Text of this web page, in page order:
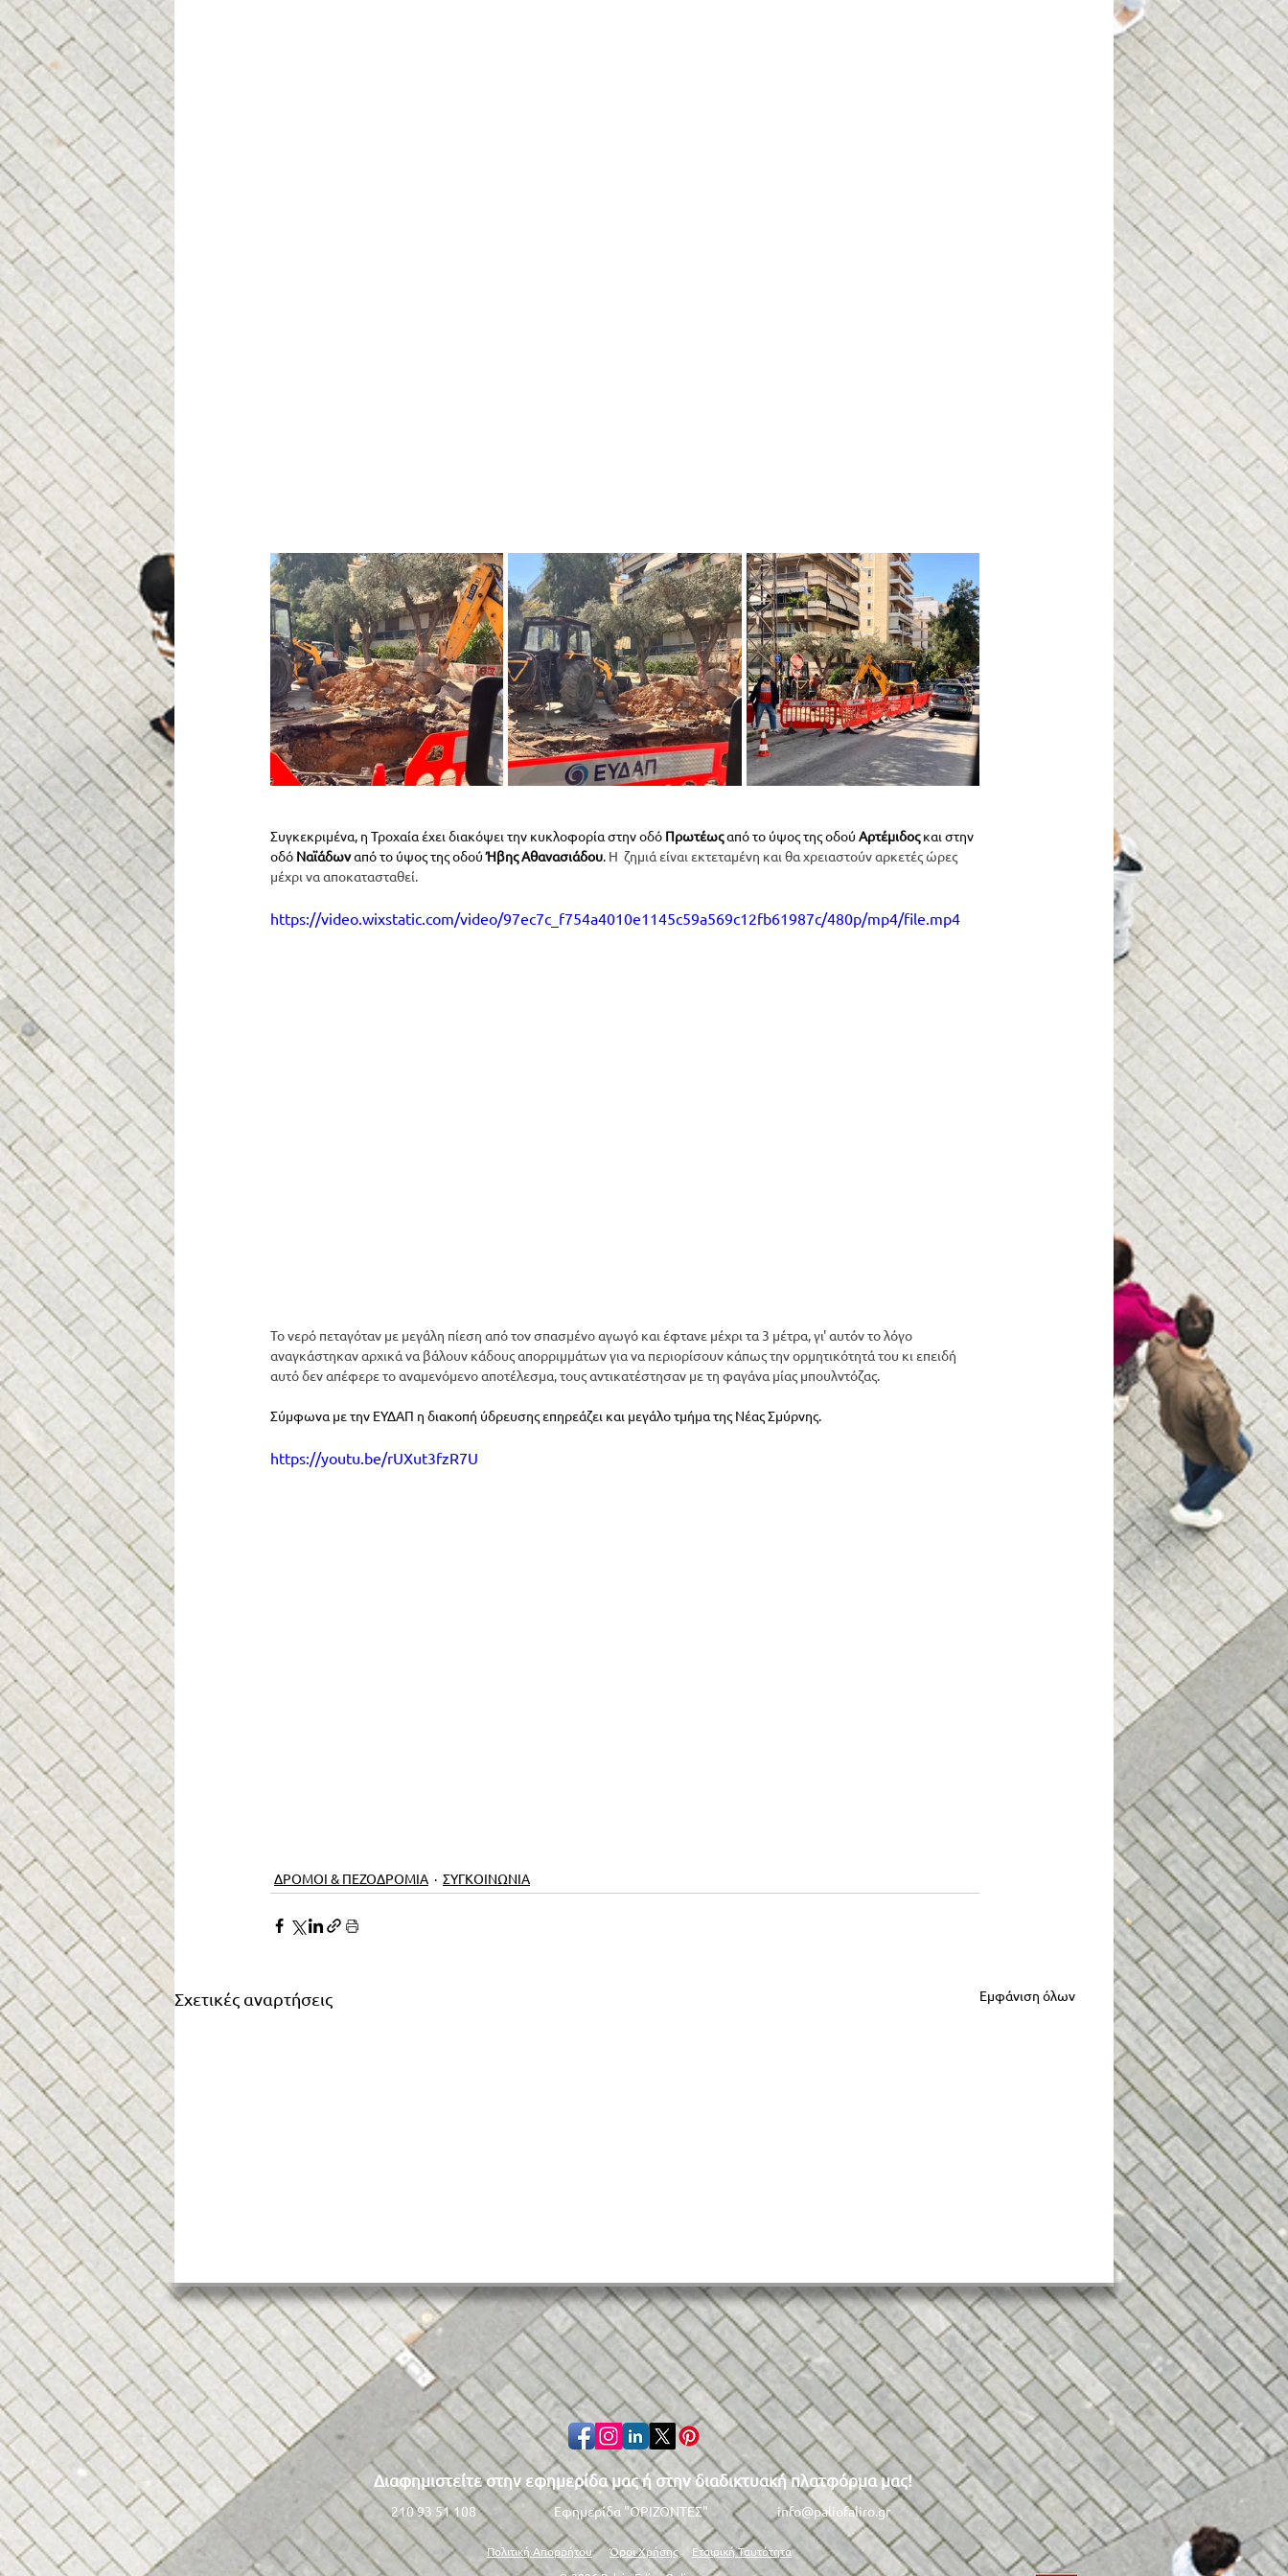
Συγκεκριμένα, η Τροχαία έχει διακόψει την κυκλοφορία στην οδό Πρωτέως από το ύψος της οδού Αρτέμιδος και στην
οδό Ναϊάδων από το ύψος της οδού Ήβης Αθανασιάδου. Η  ζημιά είναι εκτεταμένη και θα χρειαστούν αρκετές ώρες
μέχρι να αποκατασταθεί.
https://video.wixstatic.com/video/97ec7c_f754a4010e1145c59a569c12fb61987c/480p/mp4/file.mp4
Το νερό πεταγόταν με μεγάλη πίεση από τον σπασμένο αγωγό και έφτανε μέχρι τα 3 μέτρα, γι' αυτόν το λόγο
αναγκάστηκαν αρχικά να βάλουν κάδους απορριμμάτων για να περιορίσουν κάπως την ορμητικότητά του κι επειδή
αυτό δεν απέφερε το αναμενόμενο αποτέλεσμα, τους αντικατέστησαν με τη φαγάνα μίας μπουλντόζας.
Σύμφωνα με την ΕΥΔΑΠ η διακοπή ύδρευσης επηρεάζει και μεγάλο τμήμα της Νέας Σμύρνης.
https://youtu.be/rUXut3fzR7U
ΔΡΟΜΟΙ & ΠΕΖΟΔΡΟΜΙΑ ΣΥΓΚΟΙΝΩΝΙΑ
Σχετικές αναρτήσεις Εμφάνιση όλων
Έπεσε πάλι δέντρο και
πλάκωσε αυτοκίνητα
Άνοιξε πάλι το καπάκι του
αγωγού της ΕΥΔΑΠ στη
λεωφόρο Ποσειδώνος
Αυτοκίνητο παραβίασε
STOP σε διασταύρωση
τραυματίζοντας οδηγό
μηχανής
Διαφημιστείτε στην εφημερίδα μας ή στην διαδικτυακή πλατφόρμα μας!
Εφημερίδα "ΟΡΙΖΟΝΤΕΣ"
210 93 51 108 info@paliofaliro.gr
Πολιτική Απορρήτου Όροι Χρήσης
Εταιρική Ταυτότητα